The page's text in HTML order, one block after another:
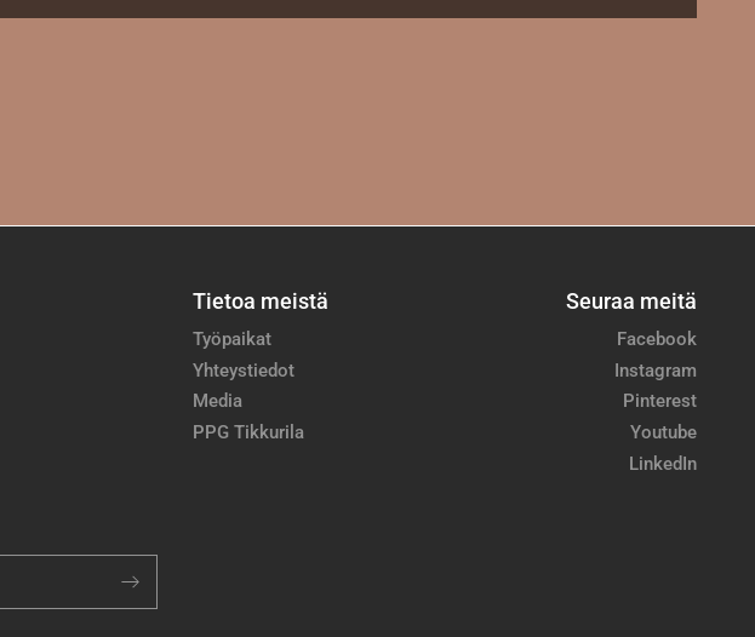
Tietoa meistä
Työpaikat
Yhteystiedot
Media
PPG Tikkurila
Seuraa meitä
Facebook
Instagram
Pinterest
Youtube
LinkedIn